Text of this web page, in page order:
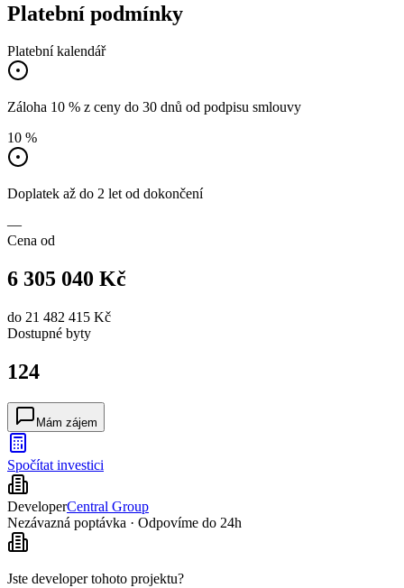
Platební podmínky
Platební kalendář
Záloha 10 % z ceny do 30 dnů od podpisu smlouvy
10 %
Doplatek až do 2 let od dokončení
—
Cena od
6 305 040 Kč
do 21 482 415 Kč
Dostupné byty
124
Mám zájem
Spočítat investici
DeveloperCentral Group
Nezávazná poptávka · Odpovíme do 24h
Jste developer tohoto projektu?